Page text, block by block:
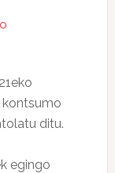
kontsumo
ditu.
egingo